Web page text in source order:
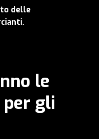
delle
le
gli